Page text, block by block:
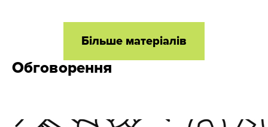
Більше матеріалів
Обговорення